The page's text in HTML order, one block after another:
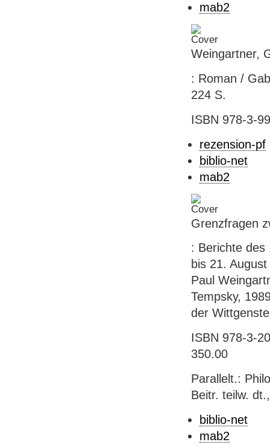
mab2
Weingartner,
: Roman /
224 S.
ISBN 978-3-
rezension-pf
biblio-net
mab2
Grenzfragen
: Berichte des
bis 21.
Paul
Tempsky,
der
ISBN 978-3-
350.00
Parallelt.:
Beitr. teilw.
biblio-net
mab2